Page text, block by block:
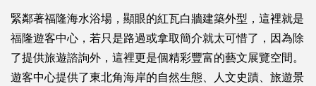
緊鄰著福隆海水浴場，顯眼的紅瓦白牆建築外型，這裡就是
福隆遊客中心，若只是路過或拿取簡介就太可惜了，因為除
了提供旅遊諮詢外，這裡更是個精彩豐富的藝文展覽空間。
遊客中心提供了東北角海岸的自然生態、人文史蹟、旅遊景